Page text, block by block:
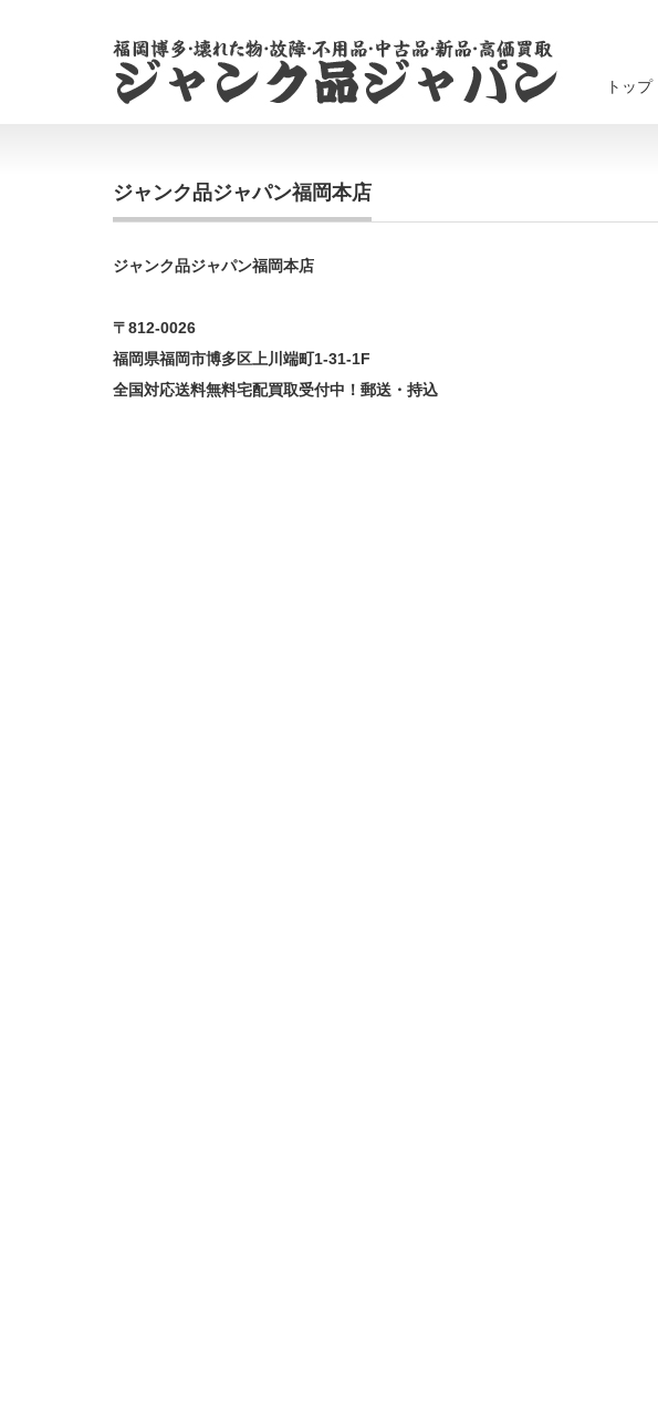
トップ
ジャンク品ジャパン福岡本店
ジャンク品ジャパン福岡本店
〒812-0026
福岡県福岡市博多区上川端町1-31-1F
全国対応送料無料宅配買取受付中！郵送・持込